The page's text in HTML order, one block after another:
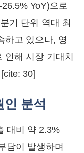
YoY)으로
기 단위 역대 최
하고 있으나, 영
해 시장 기대치
30]
인 분석
대비 약 2.3%
담이 발생하며